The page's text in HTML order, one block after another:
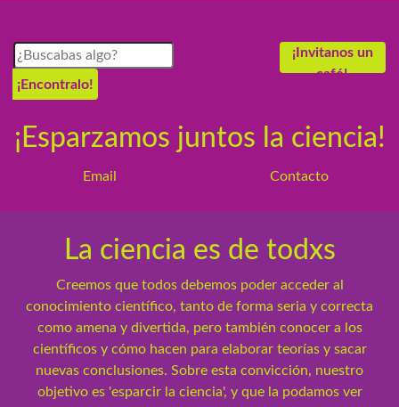
¡Encontralo!
¡Invitanos un
café!
¡Esparzamos juntos la ciencia!
Email Contacto
La ciencia es de todxs
Creemos que todos debemos poder acceder al
conocimiento científico, tanto de forma seria y correcta
como amena y divertida, pero también conocer a los
científicos y cómo hacen para elaborar teorías y sacar
nuevas conclusiones. Sobre esta convicción, nuestro
objetivo es 'esparcir la ciencia', y que la podamos ver